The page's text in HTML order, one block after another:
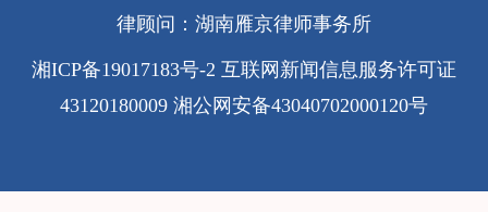
律顾问：湖南雁京律师事务所
湘ICP备19017183号-2 互联网新闻信息服务许可证
43120180009 湘公网安备43040702000120号